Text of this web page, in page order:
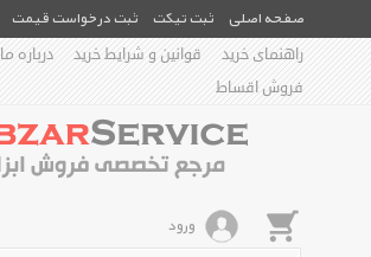
صفحه اصلی ثبت تیکت ثبت درخواست قیمت
راهنمای خرید
قوانین و شرایط خرید درباره ما
فروش اقساط
ورود